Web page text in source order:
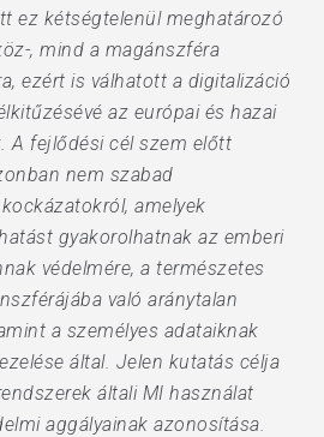
ez kétségtelenül meghatározó
, mind a magánszféra
ezért is válhatott a digitalizáció
az európai és hazai
A fejlődési cél szem előtt
nem szabad
amelyek
gyakorolhatnak az emberi
védelmére, a természetes
való aránytalan
a személyes adataiknak
által. Jelen kutatás célja
általi MI használat
aggályainak azonosítása.